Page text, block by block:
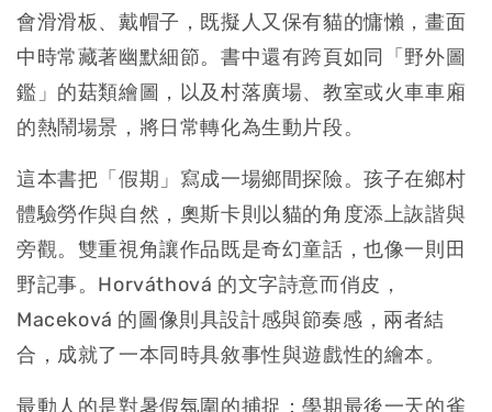
會滑滑板、戴帽子，既擬人又保有貓的慵懶，畫面
中時常藏著幽默細節。書中還有跨頁如同「野外圖
鑑」的菇類繪圖，以及村落廣場、教室或火車車廂
的熱鬧場景，將日常轉化為生動片段。
這本書把「假期」寫成一場鄉間探險。孩子在鄉村
體驗勞作與自然，奧斯卡則以貓的角度添上詼諧與
旁觀。雙重視角讓作品既是奇幻童話，也像一則田
野記事。Horváthová 的文字詩意而俏皮，
Maceková 的圖像則具設計感與節奏感，兩者結
合，成就了一本同時具敘事性與遊戲性的繪本。
最動人的是對暑假氛圍的捕捉：學期最後一天的雀